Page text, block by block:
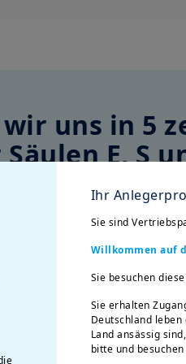
wir uns in 5
E, S
kohlenstoffarmen
und der
z.B. Abbau von
sowie mehr Diversität
Kunden, Produkte und
Ihr
Sie sind
Willkommen auf
Sie besuchen
Sie erhalten
Deutschland
Land ansässig
bitte und